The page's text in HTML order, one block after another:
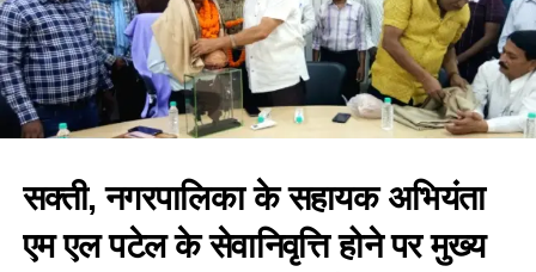
सक्ती, नगरपालिका के सहायक अभियंता
एम एल पटेल के सेवानिवृत्ति होने पर मुख्य